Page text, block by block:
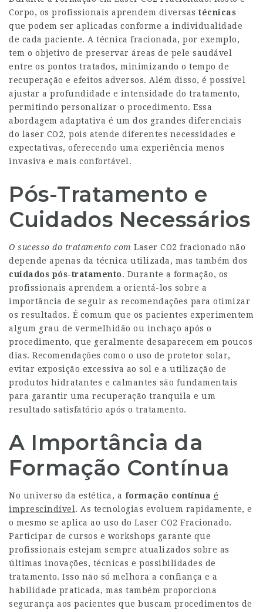
Corpo, os profissionais aprendem diversas técnicas
que podem ser aplicadas conforme a individualidade
de cada paciente. A técnica fracionada, por exemplo,
tem o objetivo de preservar áreas de pele saudável
entre os pontos tratados, minimizando o tempo de
recuperação e efeitos adversos. Além disso, é possível
ajustar a profundidade e intensidade do tratamento,
permitindo personalizar o procedimento. Essa
abordagem adaptativa é um dos grandes diferenciais
do laser CO2, pois atende diferentes necessidades e
expectativas, oferecendo uma experiência menos
invasiva e mais confortável.
Pós-Tratamento e
Cuidados Necessários
O sucesso do tratamento com Laser CO2 fracionado não
depende apenas da técnica utilizada, mas também dos
cuidados pós-tratamento. Durante a formação, os
profissionais aprendem a orientá-los sobre a
importância de seguir as recomendações para otimizar
os resultados. É comum que os pacientes experimentem
algum grau de vermelhidão ou inchaço após o
procedimento, que geralmente desaparecem em poucos
dias. Recomendações como o uso de protetor solar,
evitar exposição excessiva ao sol e a utilização de
produtos hidratantes e calmantes são fundamentais
para garantir uma recuperação tranquila e um
resultado satisfatório após o tratamento.
A Importância da
Formação Contínua
No universo da estética, a formação contínua é
imprescindível. As tecnologias evoluem rapidamente, e
o mesmo se aplica ao uso do Laser CO2 Fracionado.
Participar de cursos e workshops garante que
profissionais estejam sempre atualizados sobre as
últimas inovações, técnicas e possibilidades de
tratamento. Isso não só melhora a confiança e a
habilidade praticada, mas também proporciona
segurança aos pacientes que buscam procedimentos de